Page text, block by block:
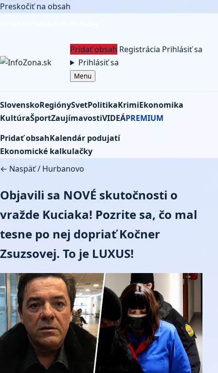
Preskočiť na obsah
Pridať obsah Registrácia Prihlásiť sa
Prihlásiť sa
Menu
SlovenskoRegiónySvetPolitikaKrimiEkonomika
KultúraŠportZaujímavostiVIDEÁPREMIUM
Pridať obsahKalendár podujatí
Ekonomické kalkulačky
← Naspäť/ Hurbanovo
Objavili sa NOVÉ skutočnosti o
vražde Kuciaka! Pozrite sa, čo mal
tesne po nej dopriať Kočner
Zsuzsovej. To je LUXUS!